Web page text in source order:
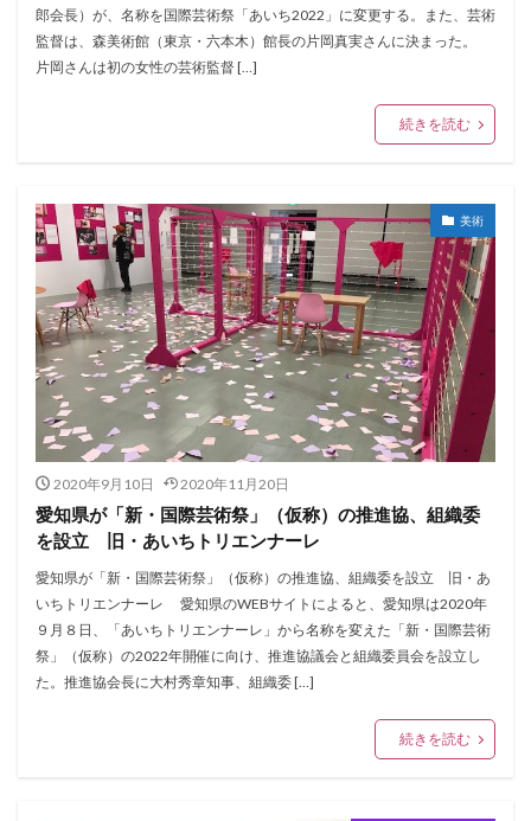
郎会長）が、名称を国際芸術祭「あいち2022」に変更する。また、芸術
監督は、森美術館（東京・六本木）館長の片岡真実さんに決まった。
片岡さんは初の女性の芸術監督 […]
続きを読む
美術
2020年9月10日 2020年11月20日
愛知県が「新・国際芸術祭」（仮称）の推進協、組織委
を設立 旧・あいちトリエンナーレ
愛知県が「新・国際芸術祭」（仮称）の推進協、組織委を設立 旧・あ
いちトリエンナーレ 愛知県のWEBサイトによると、愛知県は2020年
９月８日、「あいちトリエンナーレ」から名称を変えた「新・国際芸術
祭」（仮称）の2022年開催に向け、推進協議会と組織委員会を設立し
た。推進協会長に大村秀章知事、組織委 […]
続きを読む